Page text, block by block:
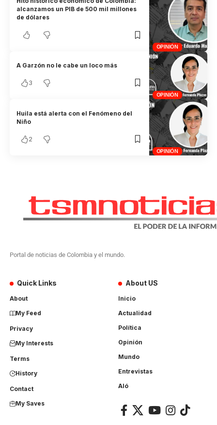
OPINIÓN
alcanzamos un PIB de 500 mil millones
de dólares
OPINIÓN
A Garzón no le cabe un loco más
3
OPINIÓN
Huila está alerta con el Fenómeno del
Niño
2
Portal de noticias de Colombia y el mundo.
Quick Links
About
My Feed
Privacy
My Interests
Terms
History
Contact
My Saves
About US
Inicio
Actualidad
Política
Opinión
Mundo
Entrevistas
Aló